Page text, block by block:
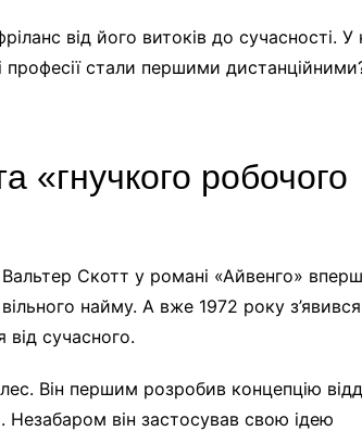
від його витоків до сучасності. У
професії стали першими
«гнучкого робочого
Скотт у романі «Айвенго»
найму. А вже 1972 року з’явився
від сучасного.
Він першим розробив концепцію
Незабаром він застосував свою ідею